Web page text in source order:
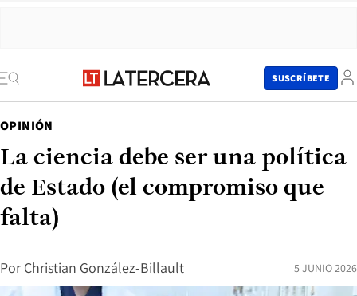
SUSCRÍBETE
OPINIÓN
La ciencia debe ser una política
de Estado (el compromiso que
falta)
Por Christian González-Billault 5 JUNIO 2026